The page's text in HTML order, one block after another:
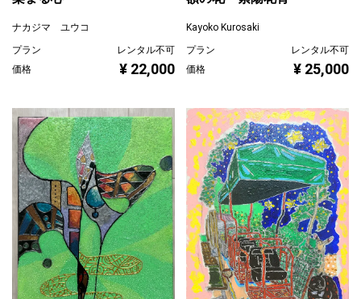
ナカジマ ユウコ
プラン
レンタル不可
価格
¥ 22,000
Kayoko Kurosaki
プラン
レンタル不可
価格
¥ 25,000